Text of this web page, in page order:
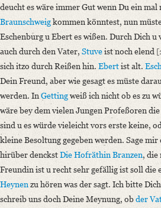
deucht es wäre immer Gut wenn Du ein mal
Braunschweigkommen könntest, nun
Eschenburg u Ebert es wißen. Durch Dich u
auch durch den Vater, Stuveist noch elend
sich itzo durch Reißen hin. Ebertist alt.
Dein Freund, aber wie gesagt es müste
werden. InGettingweiß ich nicht ob es zu
wäre bey dem vielen Jungen Profeßoren die
sind u es würde vieleicht vors erste keine,
kleine Besoltung gegeben werden. Sage mir
hirüber denckstDie Hofräthin Branzen, die
Freundin ist u recht sehr gefällig ist soll die
Heynenzu hören was der sagt. Ich bitte
schreib uns doch Deine Meynung, obder